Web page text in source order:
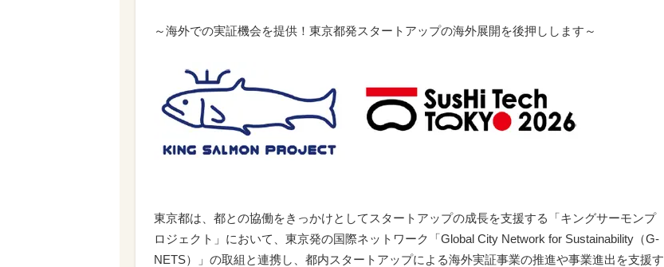
～海外での実証機会を提供！東京都発スタートアップの海外展開を後押しします～
東京都は、都との協働をきっかけとしてスタートアップの成長を支援する「キングサーモンプ
ロジェクト」において、東京発の国際ネットワーク「Global City Network for Sustainability（G-
NETS）」の取組と連携し、都内スタートアップによる海外実証事業の推進や事業進出を支援す